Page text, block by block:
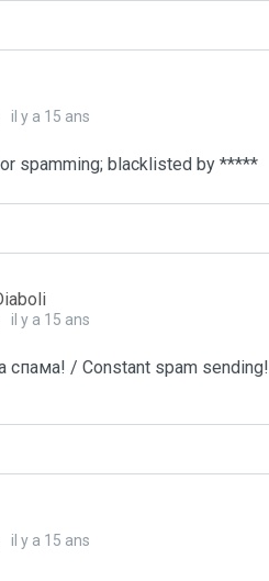
il y a 15 ans
spamming; blacklisted by *****
il y a 15 ans
спама! / Constant spam sending!
il y a 15 ans